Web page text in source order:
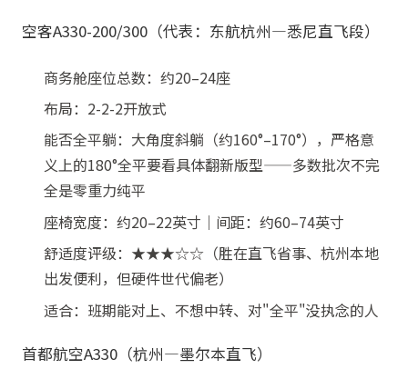
空客A330-200/300（代表：东航杭州—悉尼直飞段）
商务舱座位总数：约20–24座
布局：2-2-2开放式
能否全平躺：大角度斜躺（约160°–170°），严格意
义上的180°全平要看具体翻新版型——多数批次不完
全是零重力纯平
座椅宽度：约20–22英寸｜间距：约60–74英寸
舒适度评级：★★★☆☆（胜在直飞省事、杭州本地
出发便利，但硬件世代偏老）
适合：班期能对上、不想中转、对"全平"没执念的人
首都航空A330（杭州—墨尔本直飞）